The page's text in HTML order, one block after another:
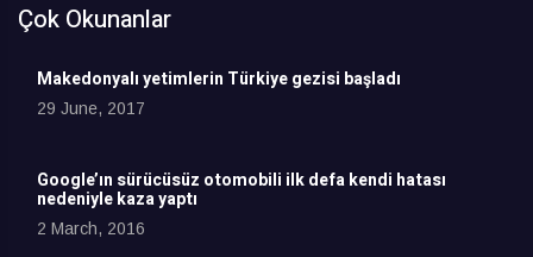
Çok Okunanlar
Makedonyalı yetimlerin Türkiye gezisi başladı
29 June, 2017
Google’ın sürücüsüz otomobili ilk defa kendi hatası
nedeniyle kaza yaptı
2 March, 2016